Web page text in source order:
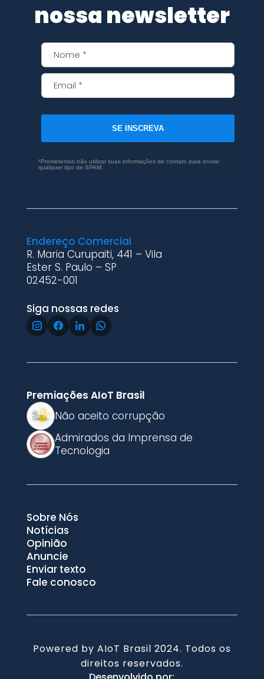
nossa newsletter
SE INSCREVA
*Prometemos não utilizar suas informações de contato para enviar
qualquer tipo de SPAM.
Endereço Comercial
R. Maria Curupaiti, 441 – Vila
Ester S. Paulo – SP
02452-001
Siga nossas redes
Premiações AIoT Brasil
Não aceito corrupção
Admirados da Imprensa de
Tecnologia
Sobre Nós
Notícias
Opinião
Anuncie
Enviar texto
Fale conosco
Powered by AIoT Brasil 2024. Todos os
direitos reservados.